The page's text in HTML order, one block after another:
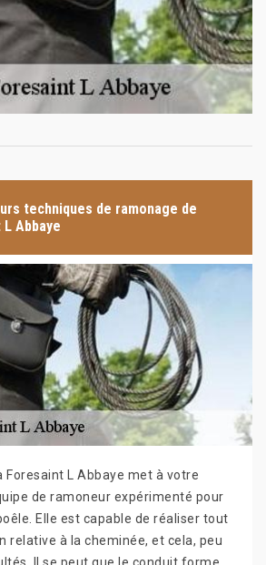
techniques de ramonage de
Abbaye
Foresaint L Abbaye met à votre
de ramoneur expérimenté pour
Elle est capable de réaliser tout
relative à la cheminée, et cela, peu